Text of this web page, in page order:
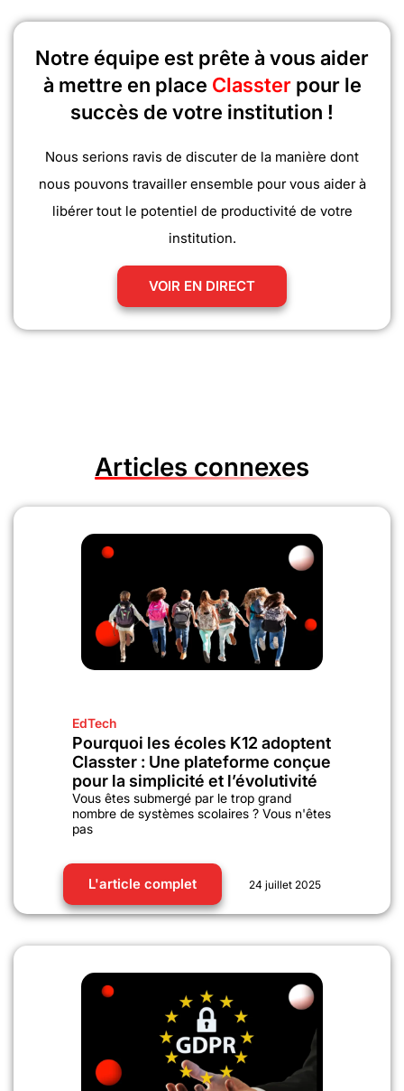
Notre équipe est prête à vous aider
à mettre en place Classter pour le
succès de votre institution !
Nous serions ravis de discuter de la manière dont
nous pouvons travailler ensemble pour vous aider à
libérer tout le potentiel de productivité de votre
institution.
VOIR EN DIRECT
Articles connexes
EdTech
Pourquoi les écoles K12 adoptent
Classter : Une plateforme conçue
pour la simplicité et l’évolutivité
Vous êtes submergé par le trop grand
nombre de systèmes scolaires ? Vous n'êtes
pas
L'article complet 24 juillet 2025